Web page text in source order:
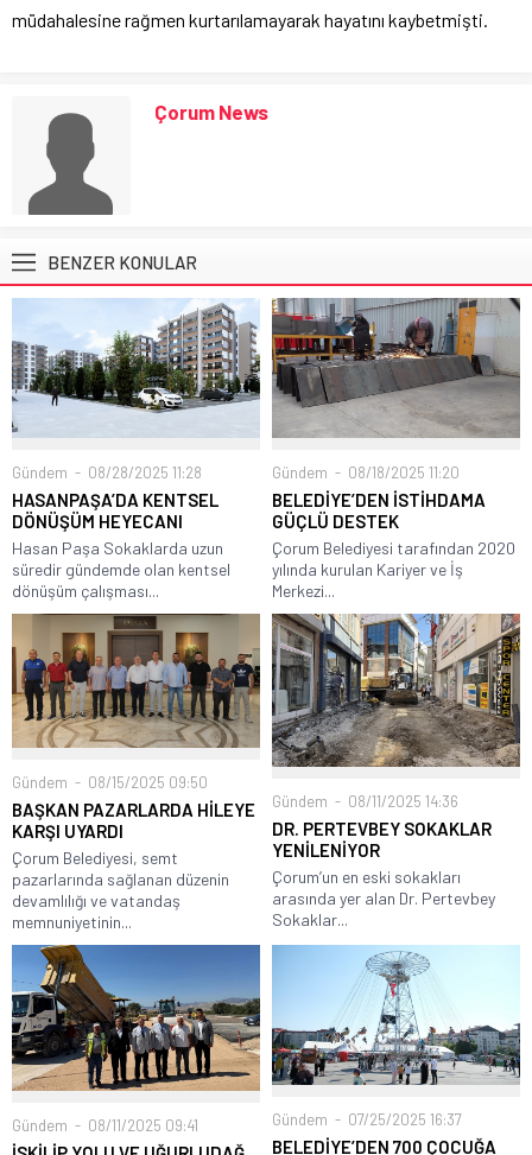
müdahalesine rağmen kurtarılamayarak hayatını kaybetmişti.
Çorum News
BENZER KONULAR
Gündem 08/28/2025 11:28
HASANPAŞA’DA KENTSEL
DÖNÜŞÜM HEYECANI
Hasan Paşa Sokaklarda uzun
süredir gündemde olan kentsel
dönüşüm çalışması...
Gündem 08/18/2025 11:20
BELEDİYE’DEN İSTİHDAMA
GÜÇLÜ DESTEK
Çorum Belediyesi tarafından 2020
yılında kurulan Kariyer ve İş
Merkezi...
Gündem 08/15/2025 09:50
BAŞKAN PAZARLARDA HİLEYE
KARŞI UYARDI
Çorum Belediyesi, semt
pazarlarında sağlanan düzenin
devamlılığı ve vatandaş
memnuniyetinin...
Gündem 08/11/2025 14:36
DR. PERTEVBEY SOKAKLAR
YENİLENİYOR
Çorum’un en eski sokakları
arasında yer alan Dr. Pertevbey
Sokaklar...
Gündem 08/11/2025 09:41 Gündem 07/25/2025 16:37
BELEDİYE’DEN 700 ÇOCUĞA